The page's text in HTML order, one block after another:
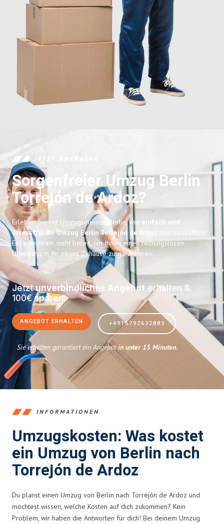
JETZT ANFRAGEN
Sorgenfreier Umzug Berlin
Torrejón de Ardoz?
Erleben Sie mit Umzugsmeister Berlin, wie einfach und
stressfrei Ihr Umzug Berlin Torrejón de Ardoz
sein kann. Unser
Expertenteam steht bereit, um Ihnen einen reibungslosen
Übergang in Ihr neues Zuhause zu garantieren.
Jetztunverbindliches Angebot erhalten &
100€ sparen:
ANGEBOT ERHALTEN +4915792632883
Sie erhalten garantiert ein Angebotin unter 15 Minuten.
INFORMATIONEN
Umzugskosten: Was kostet
ein Umzug von Berlin nach
Torrejón de Ardoz
Du planst einen Umzug von Berlin nach Torrejón de Ardoz und
möchtest wissen, welche Kosten auf dich zukommen? Kein
Problem, wir haben die Antworten für dich! Bei deinem Umzug